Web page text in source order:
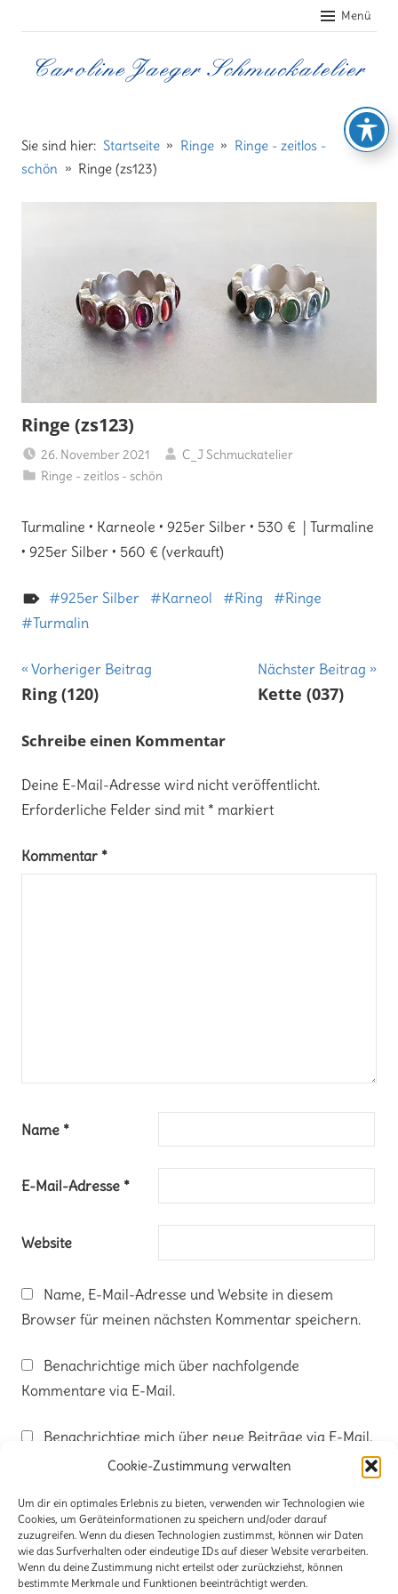
Cookie-Zustimmung verwalten
Um dir ein optimales Erlebnis zu bieten, verwenden wir Technologien wie
Cookies, um Geräteinformationen zu speichern und/oder darauf
zuzugreifen. Wenn du diesen Technologien zustimmst, können wir Daten
wie das Surfverhalten oder eindeutige IDs auf dieser Website verarbeiten.
Wenn du deine Zustimmung nicht erteilst oder zurückziehst, können
bestimmte Merkmale und Funktionen beeinträchtigt werden.
Inhalt
springen
Menü
Jaeger
Schmuckatelier
Sie sind hier: Startseite Ringe
Ringe - zeitlos -
schön
Ringe (zs123)
Ringe (zs123)
26. November 2021
C_J Schmuckatelier
Ringe - zeitlos - schön
Turmaline • Karneole • 925er Silber • 530 € | Turmaline
• 925er Silber • 560 € (verkauft)
925er Silber Karneol Ring
Ringe
Turmalin
Beitragsnavigation
Vorheriger Beitrag
Ring (120)
Nächster Beitrag
Kette (037)
Schreibe einen Kommentar
Deine E-Mail-Adresse wird nicht veröffentlicht.
Erforderliche Felder sind mit * markiert
Kommentar *
Name *
E-Mail-Adresse *
Website
Name, E-Mail-Adresse und Website in diesem
Browser für meinen nächsten Kommentar speichern.
Benachrichtige mich über nachfolgende
Kommentare via E-Mail.
Benachrichtige mich über neue Beiträge via E-Mail.
Kontakt